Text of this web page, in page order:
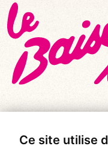
Ce site utilise
© Tous droits réservés